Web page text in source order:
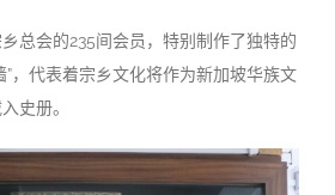
总会的235间会员，特别制作了独特的
”，代表着宗乡文化将作为新加坡华族文
史册。